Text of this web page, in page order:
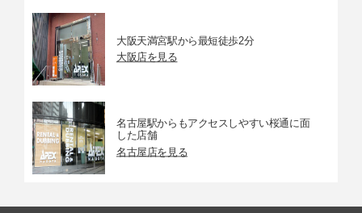
大阪天満宮駅から最短徒歩2分
大阪店を見る
名古屋駅からもアクセスしやすい桜通に面
した店舗
名古屋店を見る